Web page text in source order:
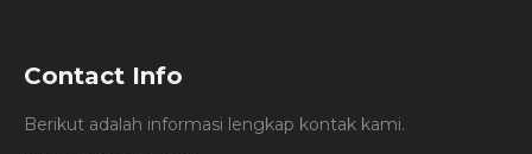
Contact Info
Berikut adalah informasi lengkap kontak kami.